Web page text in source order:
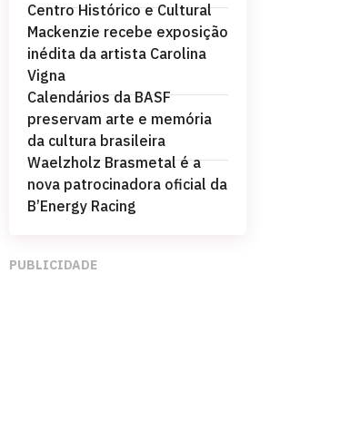
Centro Histórico e Cultural
Mackenzie recebe exposição
inédita da artista Carolina
Vigna
Calendários da BASF
preservam arte e memória
da cultura brasileira
Waelzholz Brasmetal é a
nova patrocinadora oficial da
B’Energy Racing
PUBLICIDADE